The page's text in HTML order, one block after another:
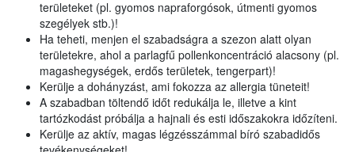
területeket (pl. gyomos napraforgósok, útmenti gyomos
szegélyek stb.)!
Ha teheti, menjen el szabadságra a szezon alatt olyan
területekre, ahol a parlagfű pollenkoncentráció alacsony (pl.
magashegységek, erdős területek, tengerpart)!
Kerülje a dohányzást, ami fokozza az allergia tüneteit!
A szabadban töltendő időt redukálja le, illetve a kint
tartózkodást próbálja a hajnali és esti időszakokra időzíteni.
Kerülje az aktív, magas légzésszámmal bíró szabadidős